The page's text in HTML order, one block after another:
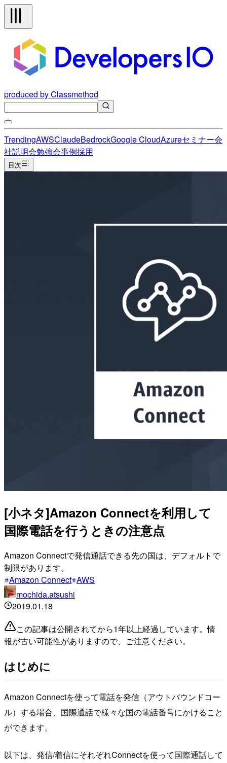
produced by Classmethod
TrendingAWSClaudeBedrockGoogle CloudAzureセミナー会
社説明会勉強会事例採用
目次
[小ネタ]Amazon Connectを利用して
国際電話を行うときの注意点
Amazon Connectで発信通話できる先の国は、デフォルトで
制限があります。
Amazon Connect AWS
mochida.atsushi
2019.01.18
この記事は公開されてから1年以上経過しています。情
報が古い可能性がありますので、ご注意ください。
はじめに
Amazon Connectを使って電話を発信（アウトバウンドコー
ル）する場合、国際通話で様々な国の電話番号にかけること
ができます。
以下は、発信/着信にそれぞれConnectを使って国際通話して